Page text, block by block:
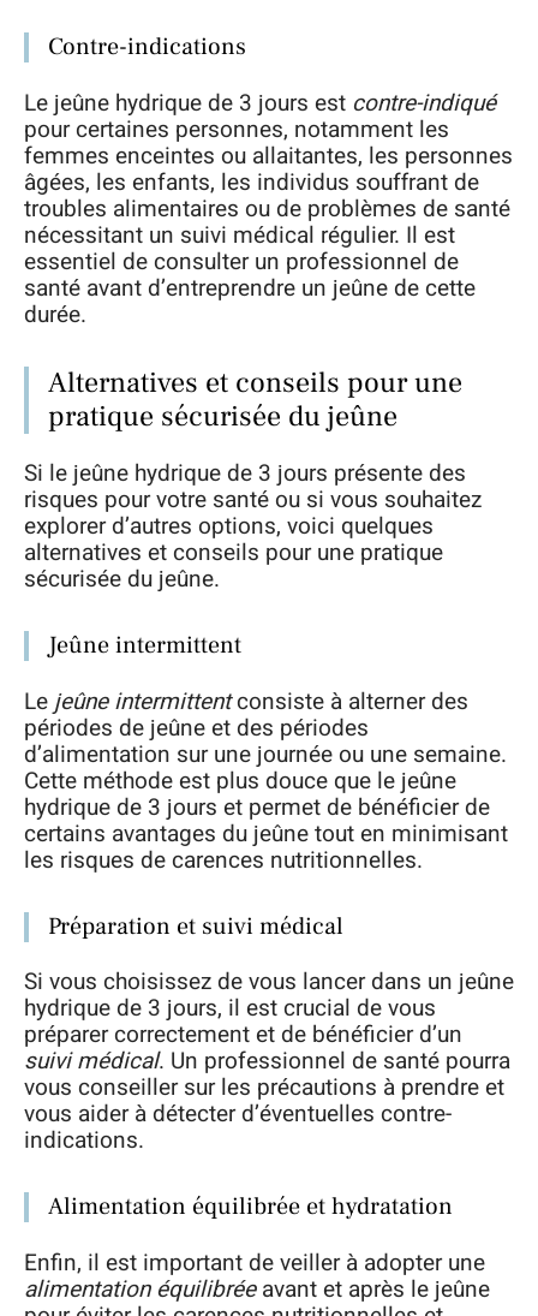
Contre-indications
Le jeûne hydrique de 3 jours est contre-indiqué
pour certaines personnes, notamment les
femmes enceintes ou allaitantes, les personnes
âgées, les enfants, les individus souffrant de
troubles alimentaires ou de problèmes de santé
nécessitant un suivi médical régulier. Il est
essentiel de consulter un professionnel de
santé avant d’entreprendre un jeûne de cette
durée.
Alternatives et conseils pour une
pratique sécurisée du jeûne
Si le jeûne hydrique de 3 jours présente des
risques pour votre santé ou si vous souhaitez
explorer d’autres options, voici quelques
alternatives et conseils pour une pratique
sécurisée du jeûne.
Jeûne intermittent
Le jeûne intermittentconsiste à alterner des
périodes de jeûne et des périodes
d’alimentation sur une journée ou une semaine.
Cette méthode est plus douce que le jeûne
hydrique de 3 jours et permet de bénéficier de
certains avantages du jeûne tout en minimisant
les risques de carences nutritionnelles.
Préparation et suivi médical
Si vous choisissez de vous lancer dans un jeûne
hydrique de 3 jours, il est crucial de vous
préparer correctement et de bénéficier d’un
suivi médical. Un professionnel de santé pourra
vous conseiller sur les précautions à prendre et
vous aider à détecter d’éventuelles contre-
indications.
Alimentation équilibrée et hydratation
Enfin, il est important de veiller à adopter une
alimentation équilibréeavant et après le jeûne